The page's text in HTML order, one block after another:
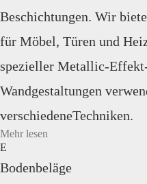
Beschichtungen. Wir
für Möbel, Türen und
spezieller Metallic-
Wandgestaltungen
verschiedeneTechniken.
Mehr lesen
Bodenbeläge